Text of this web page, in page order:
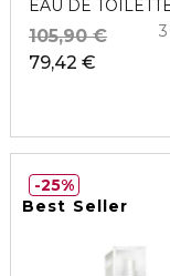
EAU DE
79,42 €
105,90 €
Best Seller
25%